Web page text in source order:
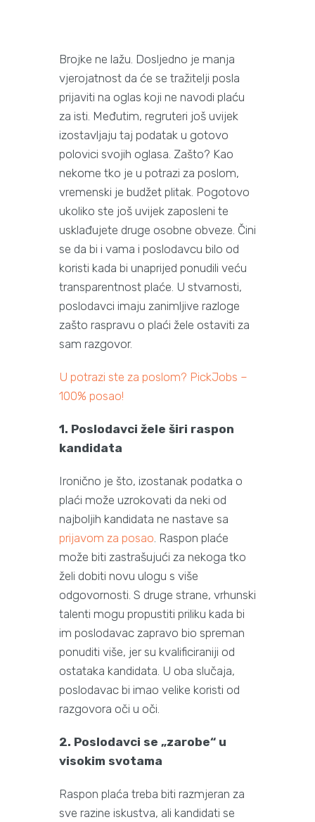
Brojke ne lažu. Dosljedno je manja
vjerojatnost da će se tražitelji posla
prijaviti na oglas koji ne navodi plaću
za isti. Međutim, regruteri još uvijek
izostavljaju taj podatak u gotovo
polovici svojih oglasa. Zašto? Kao
nekome tko je u potrazi za poslom,
vremenski je budžet plitak. Pogotovo
ukoliko ste još uvijek zaposleni te
usklađujete druge osobne obveze. Čini
se da bi i vama i poslodavcu bilo od
koristi kada bi unaprijed ponudili veću
transparentnost plaće. U stvarnosti,
poslodavci imaju zanimljive razloge
zašto raspravu o plaći žele ostaviti za
sam razgovor.
U potrazi ste za poslom? PickJobs –
100% posao!
1. Poslodavci žele širi raspon
kandidata
Ironično je što, izostanak podatka o
plaći može uzrokovati da neki od
najboljih kandidata ne nastave sa
prijavom za posao . Raspon plaće
može biti zastrašujući za nekoga tko
želi dobiti novu ulogu s više
odgovornosti. S druge strane, vrhunski
talenti mogu propustiti priliku kada bi
im poslodavac zapravo bio spreman
ponuditi više, jer su kvalificiraniji od
ostataka kandidata. U oba slučaja,
poslodavac bi imao velike koristi od
razgovora oči u oči.
2. Poslodavci se „zarobe“ u
visokim svotama
Raspon plaća treba biti razmjeran za
sve razine iskustva, ali kandidati se